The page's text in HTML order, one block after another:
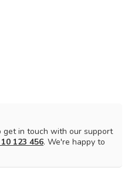
get in touch with our support
123 456. We're happy to